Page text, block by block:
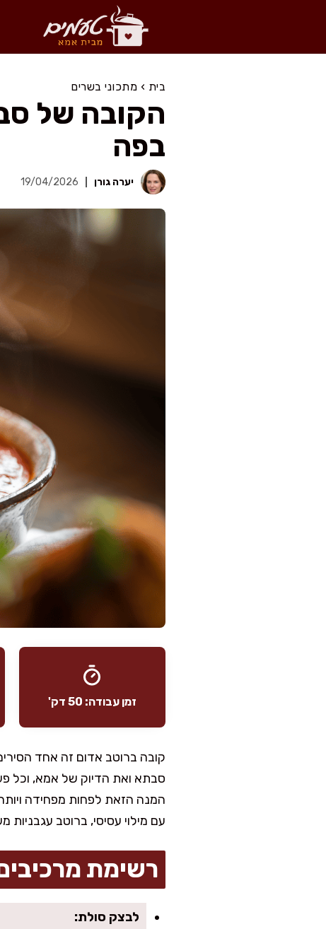
בית › מתכוני בשרים
הקובה של
בפה
יערה גורן 19/04/2026
זמן עבודה: 50 דק'
קובה ברוטב אדום זה אחד
סבתא ואת הדיוק של אמא, וכל
המנה הזאת לפחות מפחידה
עם מילוי עסיסי, ברוטב
רשימת
לבצק סולת: